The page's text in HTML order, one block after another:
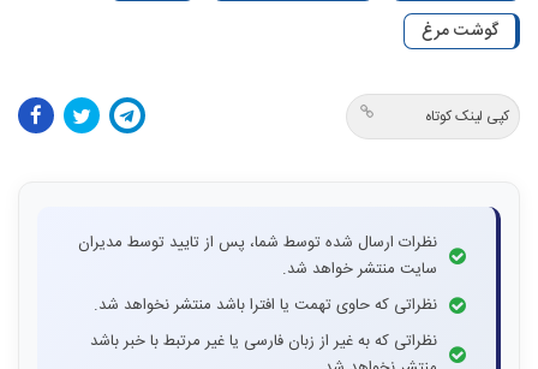
گوشت مرغ
کپی لینک کوتاه
نظرات ارسال شده توسط شما، پس از تایید توسط مدیران
سایت منتشر خواهد شد.
نظراتی که حاوی تهمت یا افترا باشد منتشر نخواهد شد.
نظراتی که به غیر از زبان فارسی یا غیر مرتبط با خبر باشد